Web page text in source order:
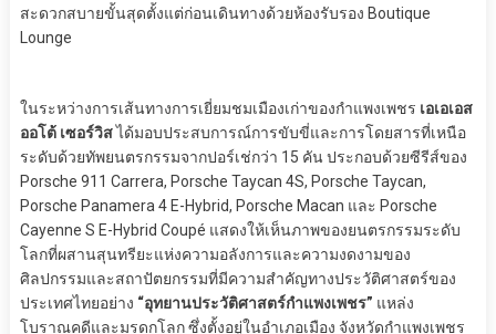
สะดวกสบายขั้นสุดตั้งแต่ก่อนเดินทางด้วยห้องรับรอง Boutique
Lounge
ในระหว่างการเส้นทางการเยี่ยมชมเมืองเก่าของกำแพงเพชร เอเอเอส
ออโต้ เซอร์วิสได้มอบประสบการณ์การขับขี่และการโดยสารที่เหนือ
ระดับด้วยทัพยนตรกรรมจากปอร์เช่กว่า 15 คัน ประกอบด้วยซีรีส์ของ
Porsche 911 Carrera, Porsche Taycan 4S, Porsche Taycan,
Porsche Panamera 4 E-Hybrid, Porsche Macan และ Porsche
Cayenne S E-Hybrid Coupé แสดงให้เห็นภาพของยนตรกรรมระดับ
โลกที่ผสานสุนทรียะแห่งความอลังการและความงดงามของ
ศิลปกรรมและสถาปัตยกรรมที่มีความสำคัญทางประวัติศาสตร์ของ
ประเทศไทยอย่าง “อุทยานประวัติศาสตร์กำแพงเพชร” แหล่ง
โบราณคดีและมรดกโลก ซึ่งตั้งอยู่ในอำเภอเมือง จังหวัดกำแพงเพชร